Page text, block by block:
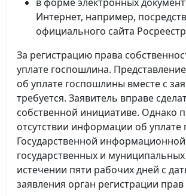
Интернет, например,
официального сайта
За регистрацию права
уплате госпошлина.
об уплате госпошлины вместе с
требуется. Заявитель вправе
собственной инициативе. Однако
отсутствии информации об
Государственной
государственных и
истечении пяти рабочих дней с
заявления орган регистрации